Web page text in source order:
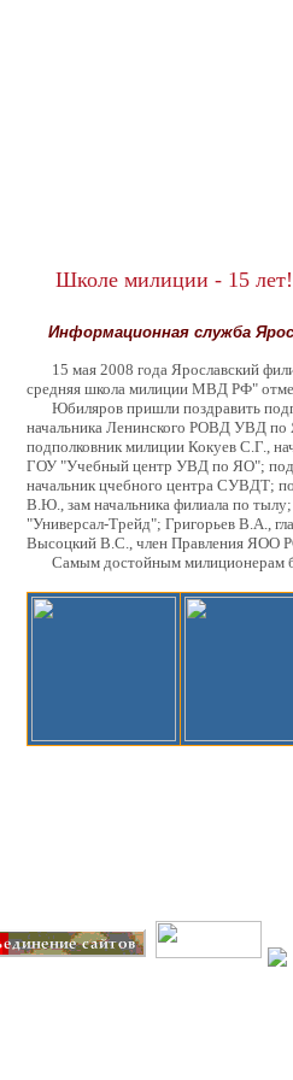
Школе милиции - 15 лет!
Информационная служба
15 мая 2008 года Ярославский
средняя школа милиции МВД РФ"
Юбиляров пришли поздравить
начальника Ленинского РОВД УВД по
подполковник милиции Кокуев С.Г.,
ГОУ "Учебный центр УВД по ЯО";
начальник цчебного центра СУВДТ;
В.Ю., зам начальника филиала по
"Универсал-Трейд"; Григорьев В.А.,
Высоцкий В.С., член Правления ЯОО
Самым достойным милиционерам